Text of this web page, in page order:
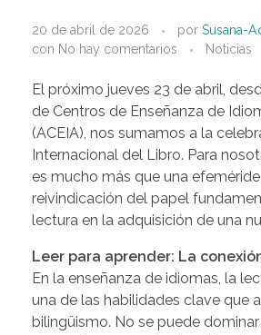
20 de abril de 2026 por Susana-
con No hay comentarios Noticias
El próximo jueves 23 de abril,
de Centros de Enseñanza de
(ACEIA), nos sumamos a la
Internacional del Libro. Para
es mucho más que una
reivindicación del papel
lectura en la adquisición de una
Leer para aprender: La
En la enseñanza de idiomas, la
una de las habilidades clave que
bilingüismo. No se puede